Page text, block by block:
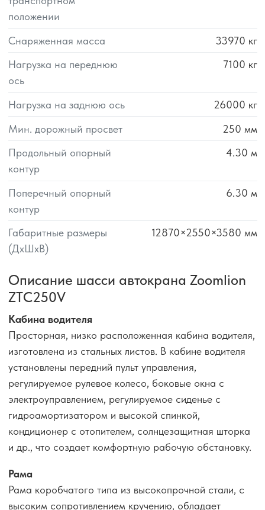
положении
Снаряженная масса
33970 кг
Нагрузка на переднюю
ось
7100 кг
Нагрузка на заднюю ось 26000 кг
Мин. дорожный просвет
250 мм
Продольный опорный
контур
4.30 м
Поперечный опорный
контур
6.30 м
Габаритные размеры
(ДхШхВ)
12870×2550×3580 мм
Описание шасси автокрана Zoomlion
ZTC250V
Кабина водителя
Просторная, низко расположенная кабина водителя,
изготовлена из стальных листов. В кабине водителя
установлены передний пульт управления,
регулируемое рулевое колесо, боковые окна с
электроуправлением, регулируемое сиденье с
гидроамортизатором и высокой спинкой,
кондиционер с отопителем, солнцезащитная шторка
и др., что создает комфортную рабочую обстановку.
Рама
Рама коробчатого типа из высокопрочной стали, с
высоким сопротивлением кручению, обладает